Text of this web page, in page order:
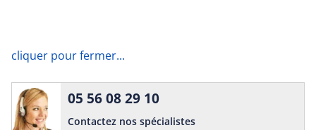
cliquer pour fermer...
05 56 08 29 10
Contactez nos spécialistes